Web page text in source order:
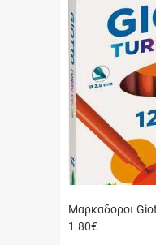
Μαρκαδοροι
1.80€